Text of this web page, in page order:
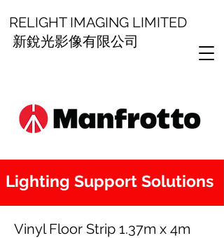
RELIGHT IMAGING LIMITED
新銳光影像有限公司
Lighting Support Solutions
Vinyl Floor Strip 1.37m x 4m